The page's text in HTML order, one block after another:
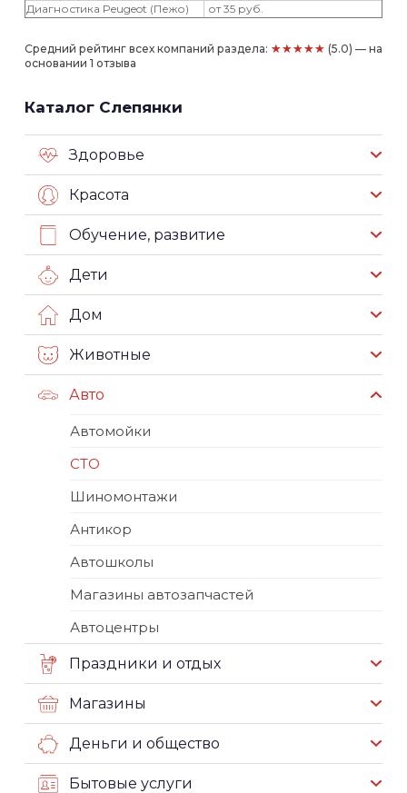
Диагностика Peugeot (Пежо)
от 35 руб.
Средний рейтинг всех компаний раздела: ★★★★★ (5.0) — на
основании 1 отзыва
Каталог Слепянки
Здоровье
Красота
Обучение, развитие
Дети
Дом
Животные
Авто
Автомойки
СТО
Шиномонтажи
Антикор
Автошколы
Магазины автозапчастей
Автоцентры
Праздники и отдых
Магазины
Деньги и общество
Бытовые услуги